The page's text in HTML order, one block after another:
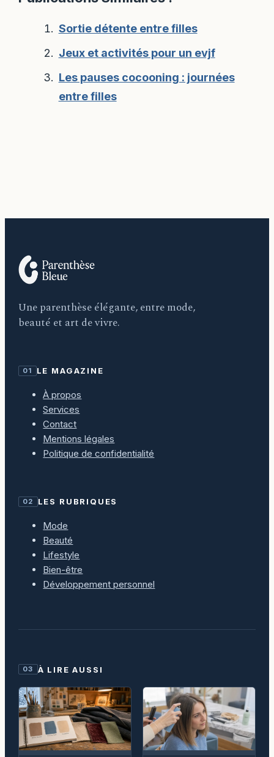
Sortie détente entre filles
Jeux et activités pour un evjf
Les pauses cocooning : journées
entre filles
Une parenthèse élégante, entre mode,
beauté et art de vivre.
01 LE MAGAZINE
À propos
Services
Contact
Mentions légales
Politique de confidentialité
02 LES RUBRIQUES
Mode
Beauté
Lifestyle
Bien-être
Développement personnel
03 À LIRE AUSSI